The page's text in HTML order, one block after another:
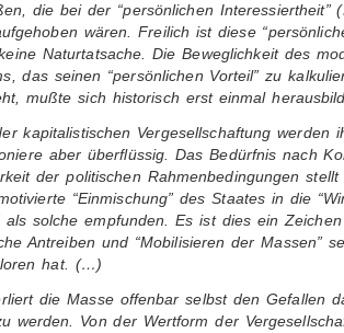
die bei der “persönlichen Interessiertheit”
wären. Freilich ist diese
Naturtatsache. Die Beweglichkeit des
das seinen “persönlichen Vorteil” zu
mußte sich historisch erst einmal
kapitalistischen Vergesellschaftung werden
aber überflüssig. Das Bedürfnis nach
der politischen Rahmenbedingungen
“Einmischung” des Staates in die
als solche empfunden. Es ist dies ein
Antreiben und “Mobilisieren der Massen”
hat. (…)
die Masse offenbar selbst den Gefallen
werden. Von der Wertform der